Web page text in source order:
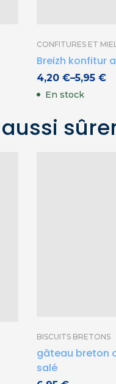
CONFITURES ET
Breizh konfitur
4,20 €–5,95 €
En stock
BISCUITS BRETONS
gâteau breton
salé